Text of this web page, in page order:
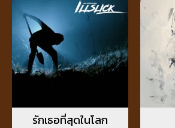
รักเธอที่สุดในโลก